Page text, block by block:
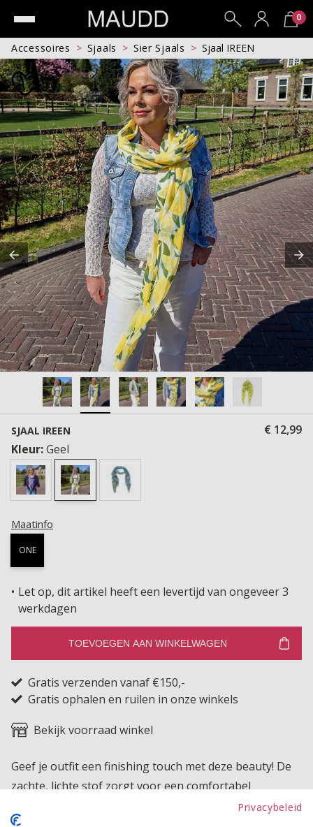
0
Accessoires Sjaals Sier Sjaals Sjaal IREEN
SJAAL IREEN
€ 12,99
Kleur:Geel
Maatinfo
ONE
Let op, dit artikel heeft een levertijd van ongeveer 3
werkdagen
TOEVOEGEN AAN WINKELWAGEN
Gratis verzenden vanaf €150,-
Gratis ophalen en ruilen in onze winkels
Bekijk voorraad winkel
Geef je outfit een finishing touch met deze beauty! De
zachte, lichte stof zorgt voor een comfortabel
draaggevoel en maakt het geschikt voor elk seizoen.
Privacybeleid